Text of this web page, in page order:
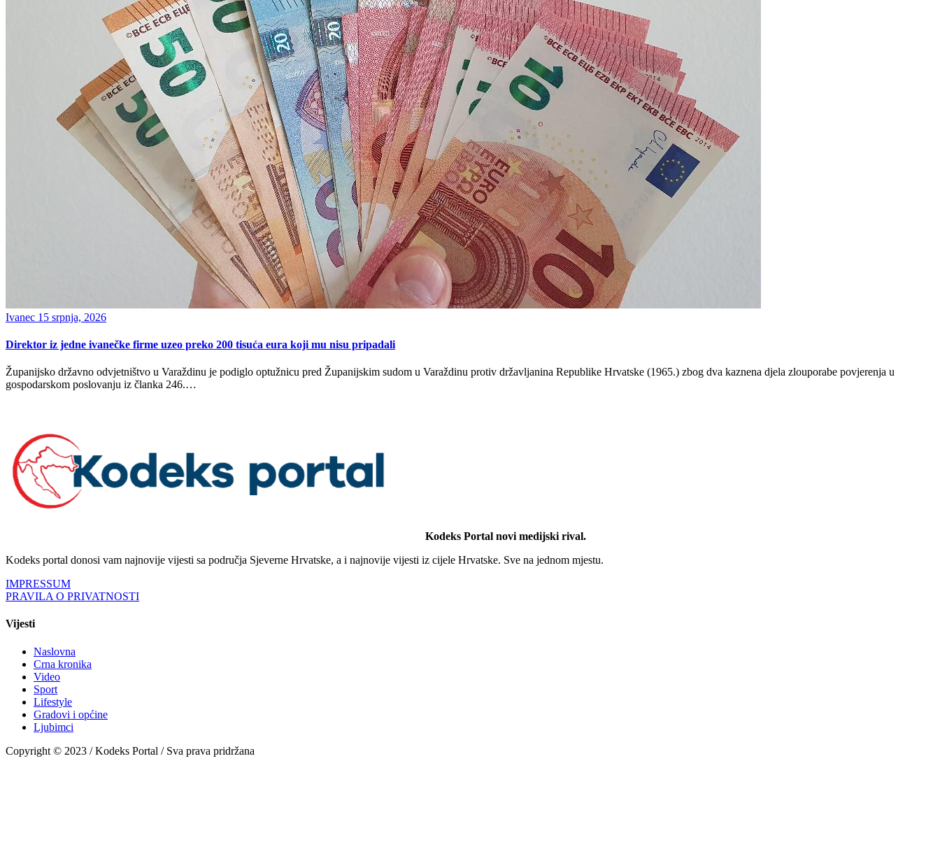
Ivanec 15 srpnja, 2026
Direktor iz jedne ivanečke firme uzeo preko 200 tisuća eura koji mu nisu pripadali
Županijsko državno odvjetništvo u Varaždinu je podiglo optužnicu pred Županijskim sudom u Varaždinu protiv državljanina Republike Hrvatske (1965.) zbog dva kaznena djela zlouporabe povjerenja u
gospodarskom poslovanju iz članka 246.…
Kodeks Portal novi medijski rival.
Kodeks portal donosi vam najnovije vijesti sa područja Sjeverne Hrvatske, a i najnovije vijesti iz cijele Hrvatske. Sve na jednom mjestu.
IMPRESSUM
PRAVILA O PRIVATNOSTI
Vijesti
Naslovna
Crna kronika
Video
Sport
Lifestyle
Gradovi i općine
Ljubimci
Copyright © 2023 / Kodeks Portal / Sva prava pridržana